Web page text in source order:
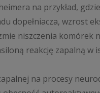
na przykład,
dopełniacza, wzrost
niszczenia komórek
reakcję zapalną w
na procesy